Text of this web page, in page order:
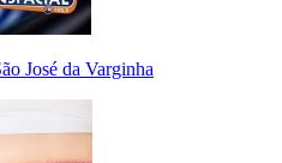
José da Varginha